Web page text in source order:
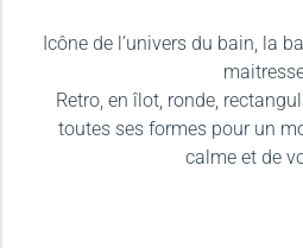
Icône de l’univers du bain, la
Retro, en îlot, ronde,
toutes ses formes pour un
calme et de